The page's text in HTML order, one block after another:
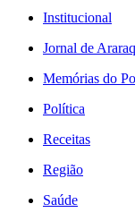
Institucional
Jornal de
Memórias do
Política
Receitas
Região
Saúde